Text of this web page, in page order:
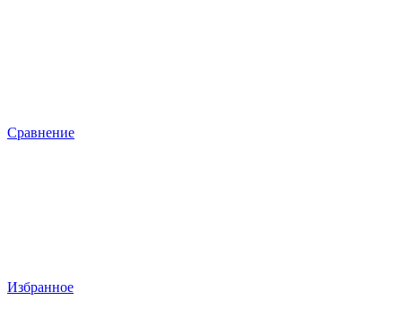
Сравнение
Избранное